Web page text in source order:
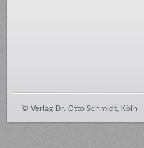
© Verlag Dr. Otto Schmidt, Köln